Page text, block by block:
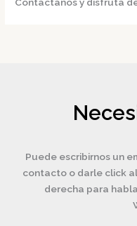
Puede escribirnos un
contacto o darle click
derecha para